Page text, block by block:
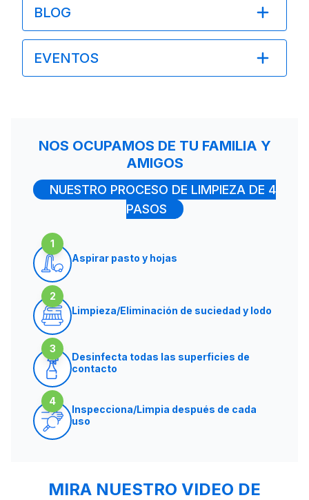
BLOG
EVENTOS
NOS OCUPAMOS DE TU FAMILIA Y
AMIGOS
NUESTRO PROCESO DE LIMPIEZA DE 4
PASOS
1
Aspirar pasto y hojas
2
Limpieza/Eliminación de suciedad y lodo
3
Desinfecta todas las superficies de
contacto
4
Inspecciona/Limpia después de cada
uso
MIRA NUESTRO VIDEO DE